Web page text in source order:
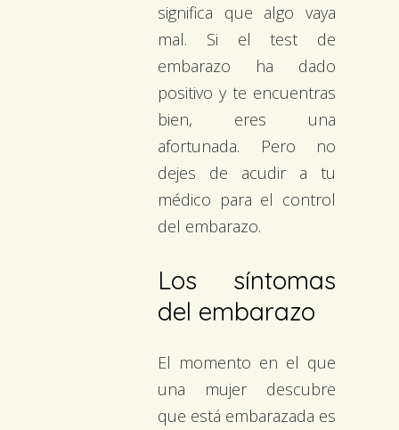
significa que algo vaya
mal. Si el test de
embarazo ha dado
positivo y te encuentras
bien, eres una
afortunada. Pero no
dejes de acudir a tu
médico para el control
del embarazo.
Los síntomas
del embarazo
El momento en el que
una mujer descubre
que está embarazada es